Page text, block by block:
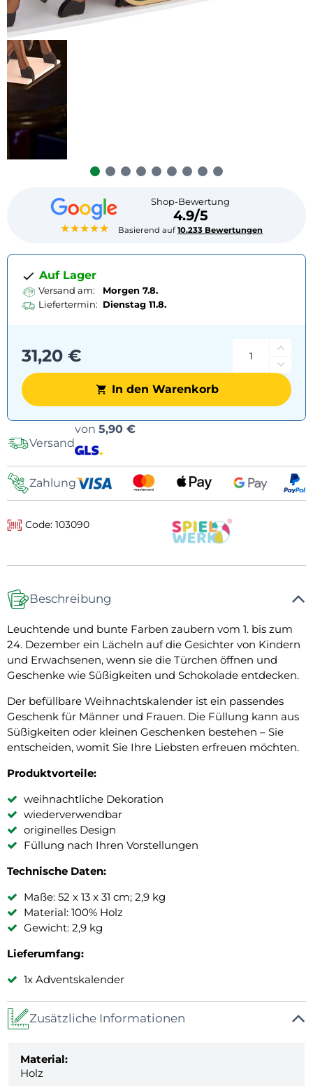
★★★★★
Shop-Bewertung
4.9/5
Basierend auf10.233 Bewertungen
Auf Lager
Versand am:
Morgen 7.8.
Liefertermin: Dienstag 11.8.
31,20 €
In den Warenkorb
Versand
von 5,90 €
Zahlung
Code: 103090
Beschreibung
Leuchtende und bunte Farben zaubern vom 1. bis zum
24. Dezember ein Lächeln auf die Gesichter von Kindern
und Erwachsenen, wenn sie die Türchen öffnen und
Geschenke wie Süßigkeiten und Schokolade entdecken.
Der befüllbare Weihnachtskalender ist ein passendes
Geschenk für Männer und Frauen. Die Füllung kann aus
Süßigkeiten oder kleinen Geschenken bestehen – Sie
entscheiden, womit Sie Ihre Liebsten erfreuen möchten.
Produktvorteile:
weihnachtliche Dekoration
wiederverwendbar
originelles Design
Füllung nach Ihren Vorstellungen
Technische Daten:
Maße: 52 x 13 x 31 cm; 2,9 kg
Material: 100% Holz
Gewicht: 2,9 kg
Lieferumfang:
1x Adventskalender
Zusätzliche Informationen
Material:
Holz